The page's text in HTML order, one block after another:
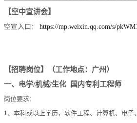
【空中宣讲会】
空宣入口 ： https://mp.weixin.qq.com/s/
【招聘岗位】（工作地点：广州）
一、电学/机械/生化 国内专利工程师
岗位要求：
1、本科或以上学历，软件工程、计算机、电子